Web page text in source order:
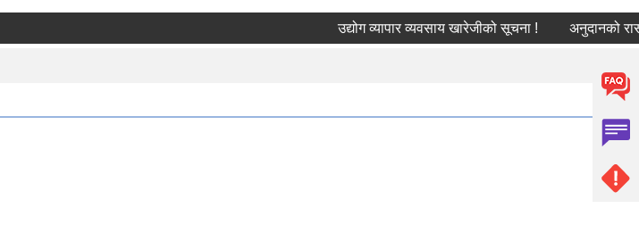
उद्योग व्यापार व्यवसाय खारेजीको सूचना ! अनुदानको